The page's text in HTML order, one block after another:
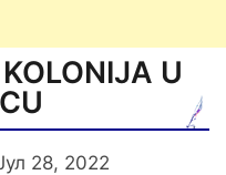
U
28, 2022